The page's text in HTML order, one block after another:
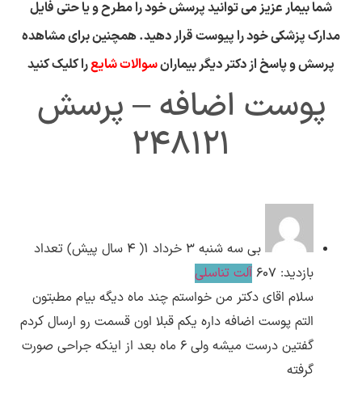
شما بیمار عزیز می توانید پرسش خود را مطرح و یا حتی فایل
مدارک پزشکی خود را پیوست قرار دهید. همچنین برای مشاهده
پرسش و پاسخ از دکتر دیگر بیمارانسوالات شایعرا کلیک کنید
پوست اضافه – پرسش
248121
بی سه شنبه ۳ خرداد ۱( 4 سال پیش)
تعداد
بازدید: 607
آلت تناسلی
سلام اقای دکتر من خواستم چند ماه دیگه بیام مطبتون
التم پوست اضافه داره یکم قبلا اون قسمت رو ارسال کردم
گفتین درست میشه ولی 6 ماه بعد از اینکه جراحی صورت
گرفته